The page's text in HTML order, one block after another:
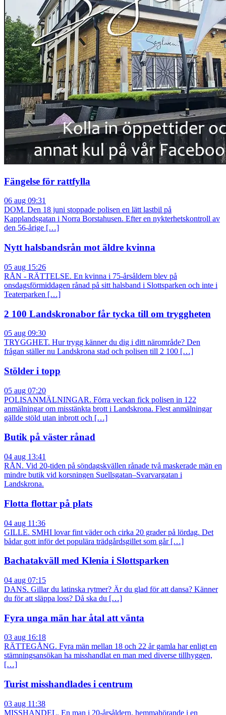
Fängelse för rattfylla
06 aug 09:31
DOM. Den 18 juni stoppade polisen en lätt lastbil på
Kapplandsgatan i Norra Borstahusen. Efter en nykterhetskontroll av
den 56-årige […]
Nytt halsbandsrån mot äldre kvinna
05 aug 15:26
RÅN - RÄTTELSE. En kvinna i 75-årsåldern blev på
onsdagsförmiddagen rånad på sitt halsband i Slottsparken och inte i
Teaterparken […]
2 100 Landskronabor får tycka till om tryggheten
05 aug 09:30
TRYGGHET. Hur trygg känner du dig i ditt närområde? Den
frågan ställer nu Landskrona stad och polisen till 2 100 […]
Stölder i topp
05 aug 07:20
POLISANMÄLNINGAR. Förra veckan fick polisen in 122
anmälningar om misstänkta brott i Landskrona. Flest anmälningar
gällde stöld utan inbrott och […]
Butik på väster rånad
04 aug 13:41
RÅN. Vid 20-tiden på söndagskvällen rånade två maskerade män en
mindre butik vid korsningen Suellsgatan–Svarvargatan i
Landskrona.
Flotta flottar på plats
04 aug 11:36
GILLE. SMHI lovar fint väder och cirka 20 grader på lördag. Det
bådar gott inför det populära trädgårdsgillet som går […]
Bachatakväll med Klenia i Slottsparken
04 aug 07:15
DANS. Gillar du latinska rytmer? Är du glad för att dansa? Känner
du för att släppa loss? Då ska du […]
Fyra unga män har åtal att vänta
03 aug 16:18
RÄTTEGÅNG. Fyra män mellan 18 och 22 år gamla har enligt en
stämningsansökan ha misshandlat en man med diverse tillhyggen,
[…]
Turist misshandlades i centrum
03 aug 11:38
MISSHANDEL. En man i 20-årsåldern, hemmahörande i en